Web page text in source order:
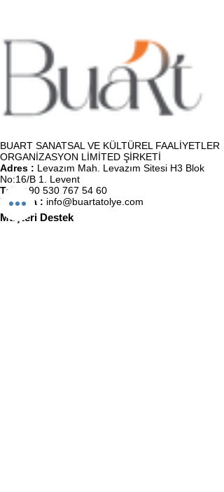
BUART SANATSAL VE KÜLTÜREL FAALİYETLER
ORGANİZASYON LİMİTED ŞİRKETİ
Adres : Levazım Mah. Levazım Sitesi H3 Blok
No:16/B 1. Levent
Tel :
+90 530 767 54 60
E-Posta : info@buartatolye.com
Müşteri Destek